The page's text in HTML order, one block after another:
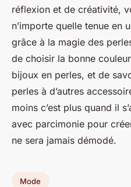
réflexion et de créativité,
n’importe quelle tenue en
grâce à la magie des
de choisir la bonne
bijoux en perles, et de
perles à d’autres
moins c’est plus quand il
avec parcimonie pour
ne sera jamais démodé.
Mode